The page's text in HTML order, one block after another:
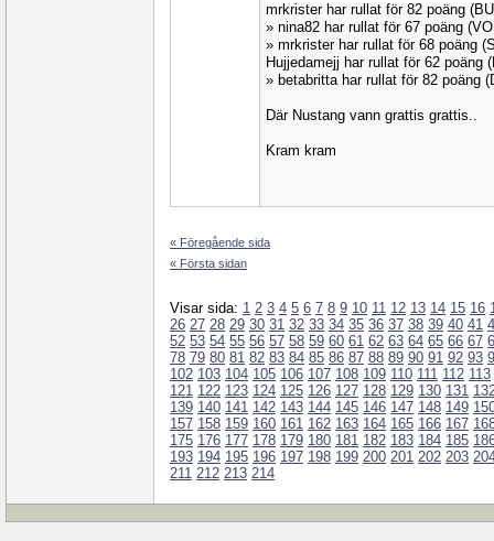
mrkrister har rullat för 82 poäng
» nina82 har rullat för 67 poäng
» mrkrister har rullat för 68 poäng
Hujjedamejj har rullat för 62 poäng
» betabritta har rullat för 82 poäng
Där Nustang vann grattis grattis..
Kram kram
« Föregående sida
« Första sidan
Visar sida: 1 2 3 4 5 6 7 8 9 10 11 12 13 14 15 16
26 27 28 29 30 31 32 33 34 35 36 37 38 39 40 41
52 53 54 55 56 57 58 59 60 61 62 63 64 65 66 67
78 79 80 81 82 83 84 85 86 87 88 89 90 91 92 93
102 103 104 105 106 107 108 109 110 111 112 113
121 122 123 124 125 126 127 128 129 130 131
139 140 141 142 143 144 145 146 147 148 149
157 158 159 160 161 162 163 164 165 166 167
175 176 177 178 179 180 181 182 183 184 185
193 194 195 196 197 198 199 200 201 202 203
211 212 213 214